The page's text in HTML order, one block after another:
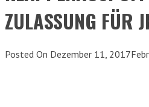
ZULASSUNG FÜR
Posted On Dezember 11, 2017